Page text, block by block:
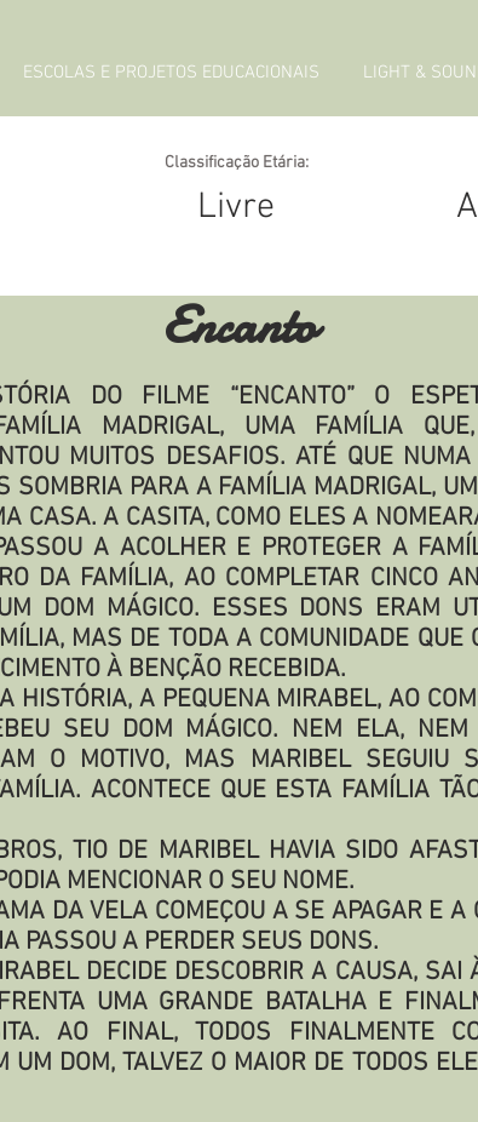
ESCOLAS E PROJETOS EDUCACIONAIS LIGHT &
Classificação Etária:
Livre
Encanto
DO FILME “ENCANTO” O
MADRIGAL, UMA FAMÍLIA
MUITOS DESAFIOS. ATÉ QUE
SOMBRIA PARA A FAMÍLIA MADRIGAL,
CASA. A CASITA, COMO ELES A
A ACOLHER E PROTEGER A
DA FAMÍLIA, AO COMPLETAR CINCO
DOM MÁGICO. ESSES DONS ERAM
MAS DE TODA A COMUNIDADE QUE
À BENÇÃO RECEBIDA.
HISTÓRIA, A PEQUENA MIRABEL, AO
SEU DOM MÁGICO. NEM ELA, NEM
O MOTIVO, MAS MARIBEL SEGUIU
ACONTECE QUE ESTA FAMÍLIA
TIO DE MARIBEL HAVIA SIDO
MENCIONAR O SEU NOME.
DA VELA COMEÇOU A SE APAGAR E A
PASSOU A PERDER SEUS DONS.
DECIDE DESCOBRIR A CAUSA, SAI
UMA GRANDE BATALHA E
AO FINAL, TODOS FINALMENTE
UM DOM, TALVEZ O MAIOR DE TODOS